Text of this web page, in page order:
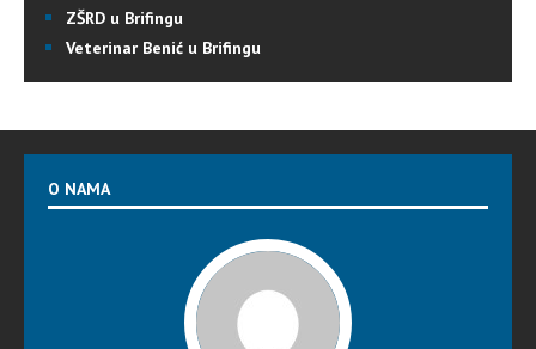
ZŠRD u Brifingu
Veterinar Benić u Brifingu
O NAMA